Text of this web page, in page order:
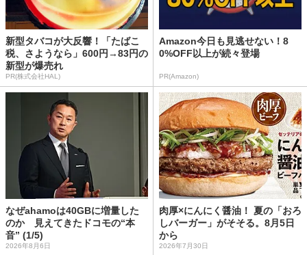
新型タバコが大反響！「たばこ
税、さようなら」600円→83円の
新型が爆売れ
PR(株式会社HAL)
Amazon今日も見逃せない！8
0%OFF以上が続々登場
PR(Amazon)
なぜahamoは40GBに増量した
のか 見えてきたドコモの“本
音” (1/5)
2026年8月6日
肉厚×にんにく醤油！ 夏の「おろ
しバーガー」がそそる。8月5日
から
2026年7月30日